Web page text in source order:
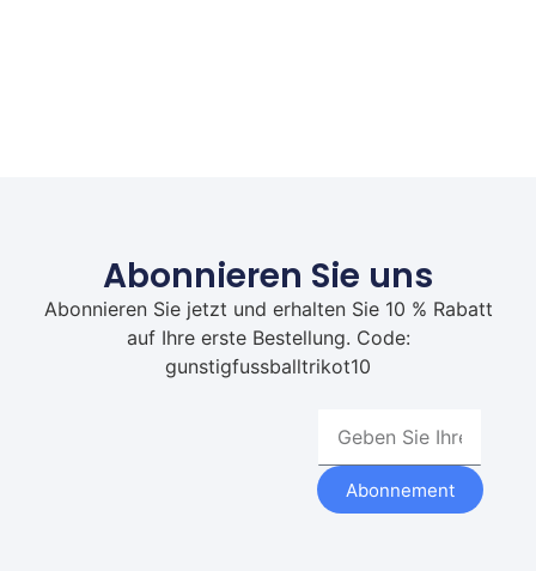
Abonnieren Sie uns
Abonnieren Sie jetzt und erhalten Sie 10 % Rabatt
auf Ihre erste Bestellung. Code:
gunstigfussballtrikot10
Abonnement